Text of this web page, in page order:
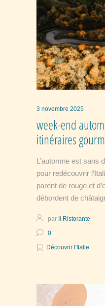
3 novembre 2025
week-end
itinéraires
L’automne est sans
pour redécouvrir
parent de rouge et
débordent de
par Il Ristorante
0
Découvrir l'Italie